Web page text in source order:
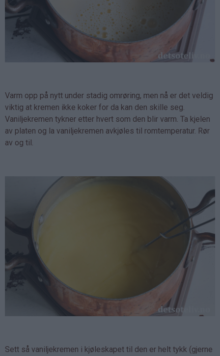
Varm opp på nytt under stadig omrøring, men nå er det veldig
viktig at kremen ikke koker for da kan den skille seg.
Vaniljekremen tykner etter hvert som den blir varm. Ta kjelen
av platen og la vaniljekremen avkjøles til romtemperatur. Rør
av og til.
Sett så vaniljekremen i kjøleskapet til den er helt tykk (gjerne